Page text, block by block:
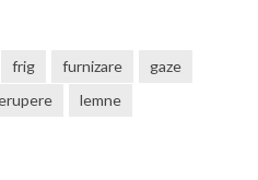
frig furnizare
gaze
lemne